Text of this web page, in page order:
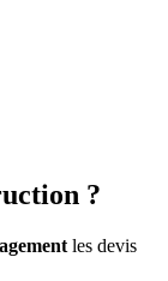
?
les devis